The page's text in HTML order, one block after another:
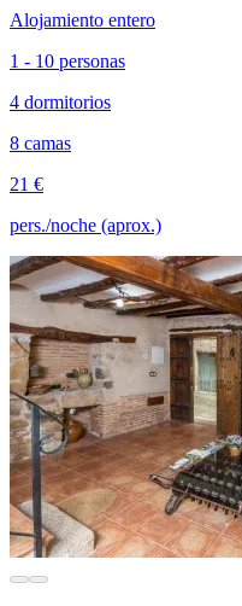
Alojamiento entero
1 - 10 personas
4 dormitorios
8 camas
21 €
pers./noche (aprox.)